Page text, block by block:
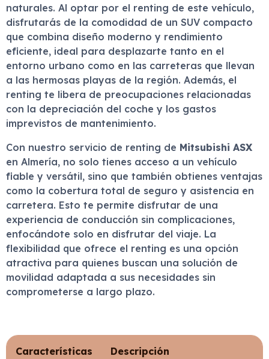
naturales. Al optar por el renting de este vehículo,
disfrutarás de la comodidad de un SUV compacto
que combina diseño moderno y rendimiento
eficiente, ideal para desplazarte tanto en el
entorno urbano como en las carreteras que llevan
a las hermosas playas de la región. Además, el
renting te libera de preocupaciones relacionadas
con la depreciación del coche y los gastos
imprevistos de mantenimiento.
Con nuestro servicio de renting de Mitsubishi ASX
en Almería, no solo tienes acceso a un vehículo
fiable y versátil, sino que también obtienes ventajas
como la cobertura total de seguro y asistencia en
carretera. Esto te permite disfrutar de una
experiencia de conducción sin complicaciones,
enfocándote solo en disfrutar del viaje. La
flexibilidad que ofrece el renting es una opción
atractiva para quienes buscan una solución de
movilidad adaptada a sus necesidades sin
comprometerse a largo plazo.
Características Descripción